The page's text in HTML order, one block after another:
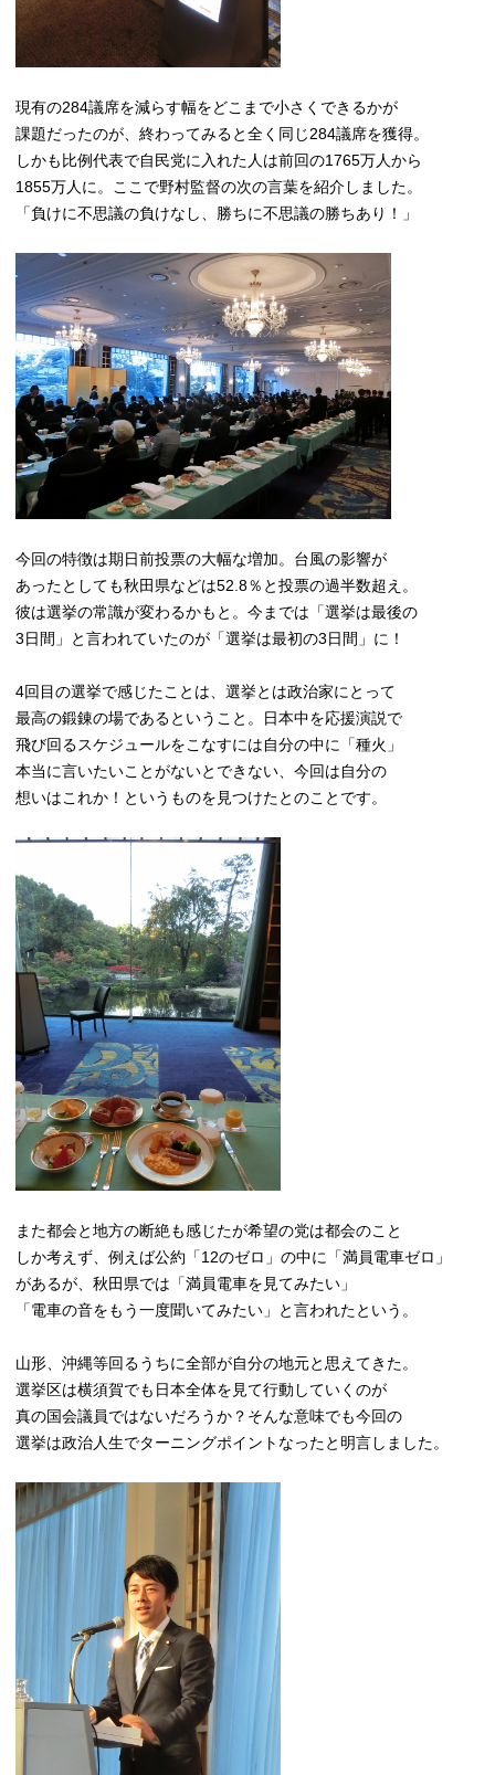
現有の284議席を減らす幅をどこまで小さくできるかが
課題だったのが、終わってみると全く同じ284議席を獲得。
しかも比例代表で自民党に入れた人は前回の1765万人から
1855万人に。ここで野村監督の次の言葉を紹介しました。
「負けに不思議の負けなし、勝ちに不思議の勝ちあり！」
今回の特徴は期日前投票の大幅な増加。台風の影響が
あったとしても秋田県などは52.8％と投票の過半数超え。
彼は選挙の常識が変わるかもと。今までは「選挙は最後の
3日間」と言われていたのが「選挙は最初の3日間」に！
4回目の選挙で感じたことは、選挙とは政治家にとって
最高の鍛錬の場であるということ。日本中を応援演説で
飛び回るスケジュールをこなすには自分の中に「種火」
本当に言いたいことがないとできない、今回は自分の
想いはこれか！というものを見つけたとのことです。
また都会と地方の断絶も感じたが希望の党は都会のこと
しか考えず、例えば公約「12のゼロ」の中に「満員電車ゼロ」
があるが、秋田県では「満員電車を見てみたい」
「電車の音をもう一度聞いてみたい」と言われたという。
山形、沖縄等回るうちに全部が自分の地元と思えてきた。
選挙区は横須賀でも日本全体を見て行動していくのが
真の国会議員ではないだろうか？そんな意味でも今回の
選挙は政治人生でターニングポイントなったと明言しました。